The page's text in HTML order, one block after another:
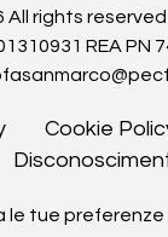
rights reserved
REA PN
Cookie
le tue preferenze